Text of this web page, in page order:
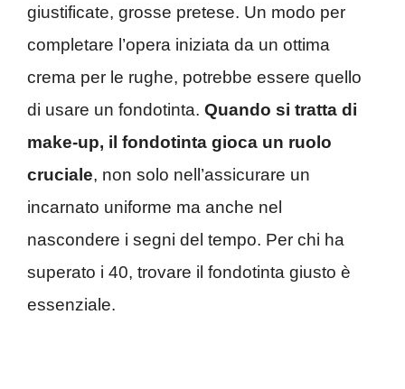
giustificate, grosse pretese. Un modo per
completare l’opera iniziata da un ottima
crema per le rughe, potrebbe essere quello
di usare un fondotinta. Quando si tratta di
make-up, il fondotinta gioca un ruolo
cruciale, non solo nell’assicurare un
incarnato uniforme ma anche nel
nascondere i segni del tempo. Per chi ha
superato i 40, trovare il fondotinta giusto è
essenziale.